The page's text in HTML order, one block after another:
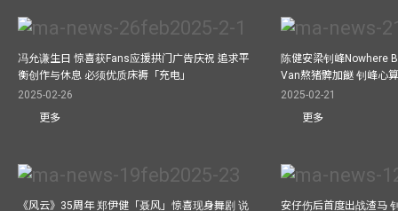
冯允谦生日 惊喜获Fans应援拱门广告庆祝 追求平
衡创作与休息 必须优质床褥「充电」
2025-02-26
更多
陈健安梁钊峰Nowhere
Van熬猪髀加餸 钊峰心
2025-02-21
更多
《风云》35周年 郑伊健「聂风」惊喜现身舞剧 说 安仔伤后首度出战渣马